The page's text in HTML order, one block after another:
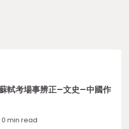
軾考場事辨正–文史–中國作
0 min read